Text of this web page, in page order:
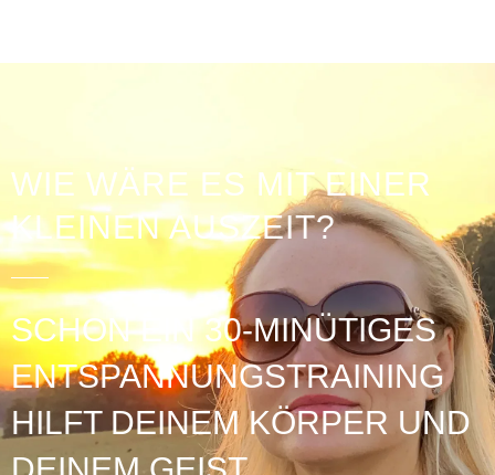
WIE WÄRE ES MIT EINER
KLEINEN AUSZEIT?
SCHON EIN 30-MINÜTIGES
ENTSPANNUNGSTRAINING
HILFT DEINEM KÖRPER UND